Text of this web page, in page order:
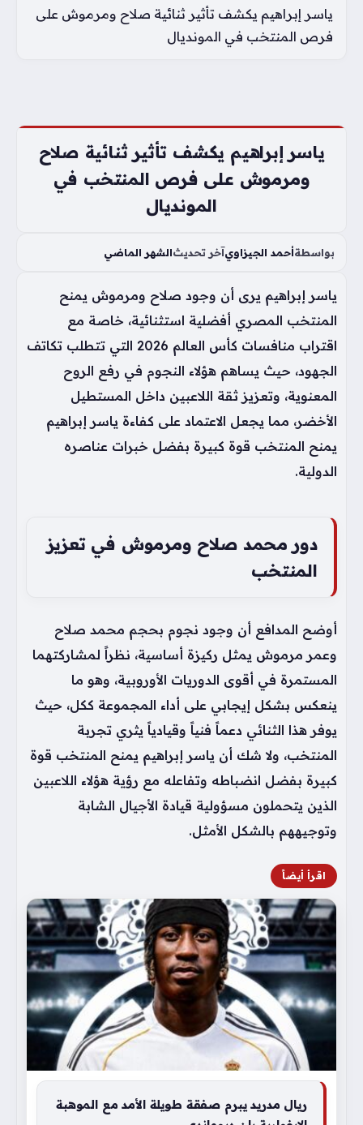
ياسر إبراهيم يكشف تأثير ثنائية صلاح ومرموش على
فرص المنتخب في المونديال
ياسر إبراهيم يكشف تأثير ثنائية صلاح
ومرموش على فرص المنتخب في
المونديال
بواسطةأحمد الجيزاويآخر تحديثالشهر الماضي
ياسر إبراهيم يرى أن وجود صلاح ومرموش يمنح
المنتخب المصري أفضلية استثنائية، خاصة مع
اقتراب منافسات كأس العالم 2026 التي تتطلب تكاتف
الجهود، حيث يساهم هؤلاء النجوم في رفع الروح
المعنوية، وتعزيز ثقة اللاعبين داخل المستطيل
الأخضر، مما يجعل الاعتماد على كفاءة ياسر إبراهيم
يمنح المنتخب قوة كبيرة بفضل خبرات عناصره
الدولية.
دور محمد صلاح ومرموش في تعزيز
المنتخب
أوضح المدافع أن وجود نجوم بحجم محمد صلاح
وعمر مرموش يمثل ركيزة أساسية، نظراً لمشاركتهما
المستمرة في أقوى الدوريات الأوروبية، وهو ما
ينعكس بشكل إيجابي على أداء المجموعة ككل، حيث
يوفر هذا الثنائي دعماً فنياً وقيادياً يثري تجربة
المنتخب، ولا شك أن ياسر إبراهيم يمنح المنتخب قوة
كبيرة بفضل انضباطه وتفاعله مع رؤية هؤلاء اللاعبين
الذين يتحملون مسؤولية قيادة الأجيال الشابة
وتوجيههم بالشكل الأمثل.
اقرأ أيضاً
ريال مدريد يبرم صفقة طويلة الأمد مع الموهبة